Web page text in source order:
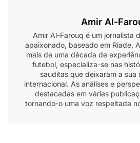
Amir Al-
Amir Al-Farouq é um jornalista
apaixonado, baseado em Riade,
mais de uma década de
futebol, especializa-se nas
sauditas que deixaram a sua
internacional. As análises e
destacadas em várias
tornando-o uma voz respeitada